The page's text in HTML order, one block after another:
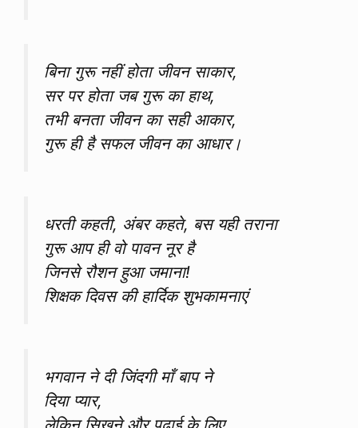
बिना गुरू नहीं होता जीवन साकार,
सर पर होता जब गुरू का हाथ,
तभी बनता जीवन का सही आकार,
गुरू ही है सफल जीवन का आधार।
धरती कहती, अंबर कहते, बस यही तराना
गुरू आप ही वो पावन नूर है
जिनसे रौशन हुआ जमाना!
शिक्षक दिवस की हार्दिक शुभकामनाएं
भगवान ने दी जिंदगी माँ बाप ने
दिया प्यार,